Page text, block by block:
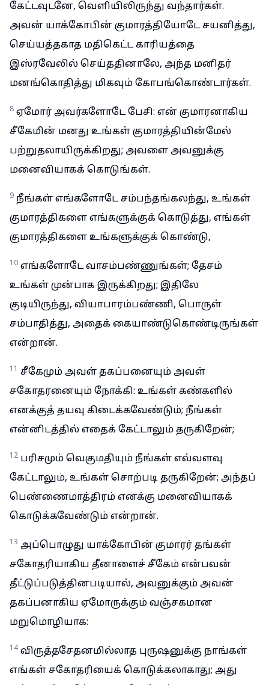
கேட்டவுடனே, வெளியிலிருந்து வந்தார்கள்.
அவன் யாக்கோபின் குமாரத்தியோடே சயனித்து,
செய்யத்தகாத மதிகெட்ட காரியத்தை
இஸ்ரவேலில் செய்ததினாலே, அந்த மனிதர்
மனங்கொதித்து மிகவும் கோபங்கொண்டார்கள்.
8 ஏமோர் அவர்களோடே பேசி: என் குமாரனாகிய
சீகேமின் மனது உங்கள் குமாரத்தியின்மேல்
பற்றுதலாயிருக்கிறது; அவளை அவனுக்கு
மனைவியாகக் கொடுங்கள்.
9 நீங்கள் எங்களோடே சம்பந்தங்கலந்து, உங்கள்
குமாரத்திகளை எங்களுக்குக் கொடுத்து, எங்கள்
குமாரத்திகளை உங்களுக்குக் கொண்டு,
10 எங்களோடே வாசம்பண்ணுங்கள்; தேசம்
உங்கள் முன்பாக இருக்கிறது; இதிலே
குடியிருந்து, வியாபாரம்பண்ணி, பொருள்
சம்பாதித்து, அதைக் கையாண்டுகொண்டிருங்கள்
என்றான்.
11 சீகேமும் அவள் தகப்பனையும் அவள்
சகோதரனையும் நோக்கி: உங்கள் கண்களில்
எனக்குத் தயவு கிடைக்கவேண்டும்; நீங்கள்
என்னிடத்தில் எதைக் கேட்டாலும் தருகிறேன்;
12 பரிசமும் வெகுமதியும் நீங்கள் எவ்வளவு
கேட்டாலும், உங்கள் சொற்படி தருகிறேன்; அந்தப்
பெண்ணைமாத்திரம் எனக்கு மனைவியாகக்
கொடுக்கவேண்டும் என்றான்.
13 அப்பொழுது யாக்கோபின் குமாரர் தங்கள்
சகோதரியாகிய தீனாளைச் சீகேம் என்பவன்
தீட்டுப்படுத்தினபடியால், அவனுக்கும் அவன்
தகப்பனாகிய ஏமோருக்கும் வஞ்சகமான
மறுமொழியாக:
14 விருத்தசேதனமில்லாத புருஷனுக்கு நாங்கள்
எங்கள் சகோதரியைக் கொடுக்கலாகாது; அது